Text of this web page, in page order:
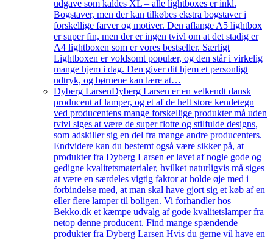
udgave som kaldes XL – alle lightboxes er inkl.
Bogstaver, men der kan tilkøbes ekstra bogstaver i
forskellige farver og motiver. Den aflange A5 lightbox
er super fin, men der er ingen tvivl om at det stadig er
A4 lightboxen som er vores bestseller. Særligt
Lightboxen er voldsomt populær, og den står i virkelig
mange hjem i dag. Den giver dit hjem et personligt
udtryk, og børnene kan lære at…
Dyberg LarsenDyberg Larsen er en velkendt dansk
producent af lamper, og et af de helt store kendetegn
ved producentens mange forskellige produkter må uden
tvivl siges at være de super flotte og stilfulde designs,
som adskiller sig en del fra mange andre producenters.
Endvidere kan du bestemt også være sikker på, at
produkter fra Dyberg Larsen er lavet af nogle gode og
gedigne kvalitetsmaterialer, hvilket naturligvis må siges
at være en særdeles vigtig faktor at holde øje med i
forbindelse med, at man skal have gjort sig et køb af en
eller flere lamper til boligen. Vi forhandler hos
Bekko.dk et kæmpe udvalg af gode kvalitetslamper fra
netop denne producent. Find mange spændende
produkter fra Dyberg Larsen Hvis du gerne vil have en